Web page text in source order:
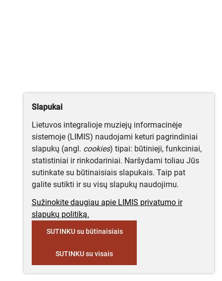
Slapukai
Lietuvos integralioje muziejų informacinėje
sistemoje (LIMIS) naudojami keturi pagrindiniai
slapukų (angl. cookies) tipai: būtinieji, funkciniai,
statistiniai ir rinkodariniai. Naršydami toliau Jūs
sutinkate su būtinaisiais slapukais. Taip pat
galite sutikti ir su visų slapukų naudojimu.
Sužinokite daugiau apie LIMIS privatumo ir
slapukų politiką.
SUTINKU su būtinaisiais
SUTINKU su visais